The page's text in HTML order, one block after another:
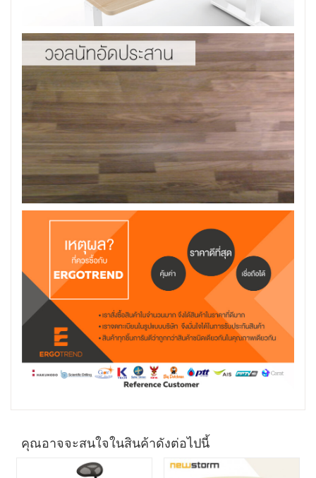
คุณอาจจะสนใจในสินค้าดังต่อไปนี้